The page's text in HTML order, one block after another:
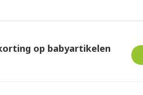
op babyartikelen